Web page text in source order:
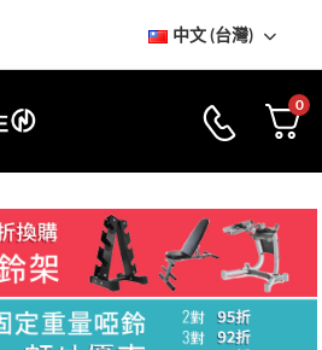
中文 (台灣)
0